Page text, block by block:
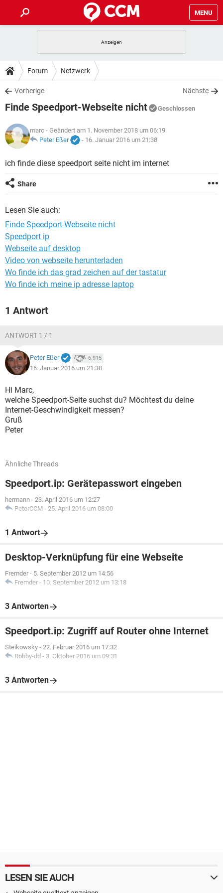
MENU
ANDROID
WINDOWS 10
WHATSAPP TIKTOK
FACEBOOK
TIPPS & TRICKS
SPIELE
WHATSAPP TIKTOK
FACEBOOK
DOWNLOADS
SPIELE STREAMING
ANDROID
WINDOWS 10 INSTAGRAM
WHATSAPP TIKTOK
SPIELE STREAMING
ANDROID
WINDOWS 10 INSTAGRAM
WHATSAPP
LEXIKON
SPIELE STREAMING
WHATSAPP
FACEBOOK
Forum Netzwerk
Vorherige Nächste
Finde Speedport-Webseite nicht Geschlossen
marc - Geändert am 1. November 2018 um 06:19
Peter Eßer
- 16. Januar 2016 um 21:38
ich finde diese speedport seite nicht im internet
Share
Lesen Sie auch:
Finde Speedport-Webseite nicht
Speedport ip
Webseite auf desktop
Video von webseite herunterladen
Wo finde ich das grad zeichen auf der tastatur
Wo finde ich meine ip adresse laptop
1 Antwort
ANTWORT 1 / 1
Peter Eßer 6.915
16. Januar 2016 um 21:38
Hi Marc,
welche Speedport-Seite suchst du? Möchtest du deine
Internet-Geschwindigkeit messen?
Gruß
Peter
Ähnliche Threads
Speedport.ip: Gerätepasswort eingeben
hermann - 23. April 2016 um 12:27
PeterCCM - 25. April 2016 um 08:00
1 Antwort
Desktop-Verknüpfung für eine Webseite
Fremder - 5. September 2012 um 14:56
Fremder - 10. September 2012 um 13:18
3 Antworten
Speedport.ip: Zugriff auf Router ohne Internet
Steikowsky - 22. Februar 2016 um 17:32
Robby-dd - 3. Oktober 2016 um 09:31
3 Antworten
LESEN SIE AUCH